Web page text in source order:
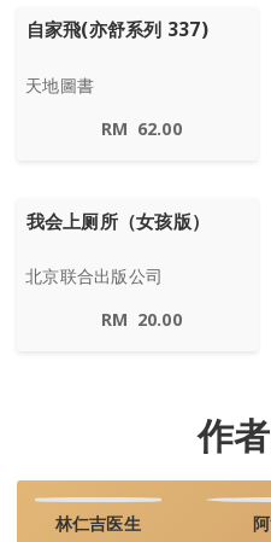
自家飛(亦舒系列 337)
天地圖書
RM 62.00
我会上厕所（女孩版）
北京联合出版公司
RM 20.00
作
林仁吉医生